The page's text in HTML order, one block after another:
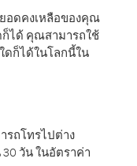
ยอดคงเหลือของคุณ
ก็ได้ คุณสามารถใช้
ดก็ได้ในโลกนี้ใน
รถโทรไปต่าง
วัน ในอัตราค่า